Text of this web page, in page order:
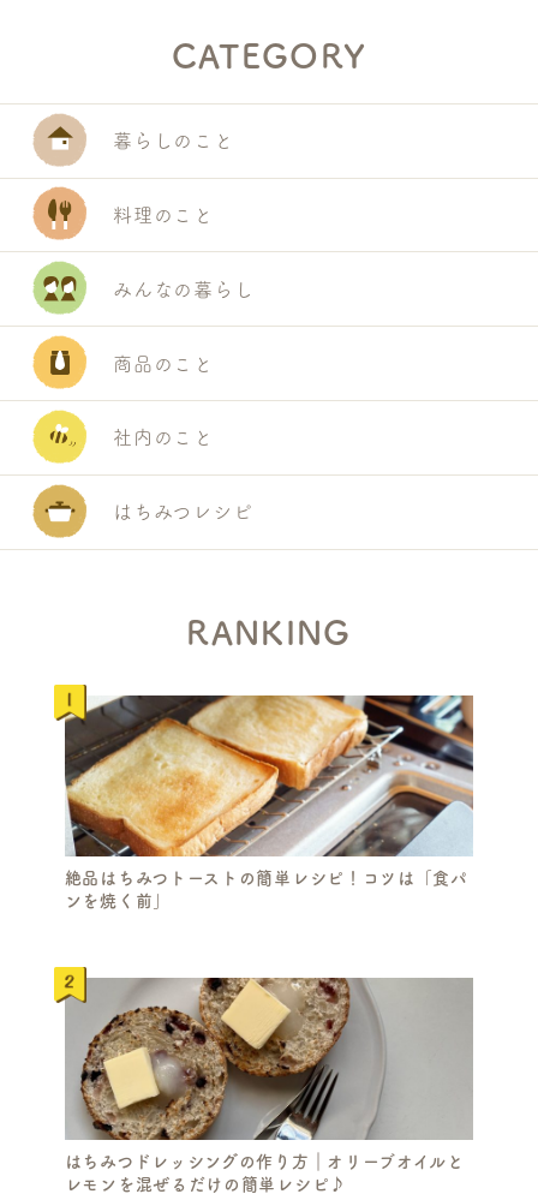
CATEGORY
暮らしのこと
料理のこと
みんなの暮らし
商品のこと
社内のこと
はちみつレシピ
RANKING
絶品はちみつトーストの簡単レシピ！コツは「食パ
ンを焼く前」
はちみつドレッシングの作り方｜オリーブオイルと
レモンを混ぜるだけの簡単レシピ♪